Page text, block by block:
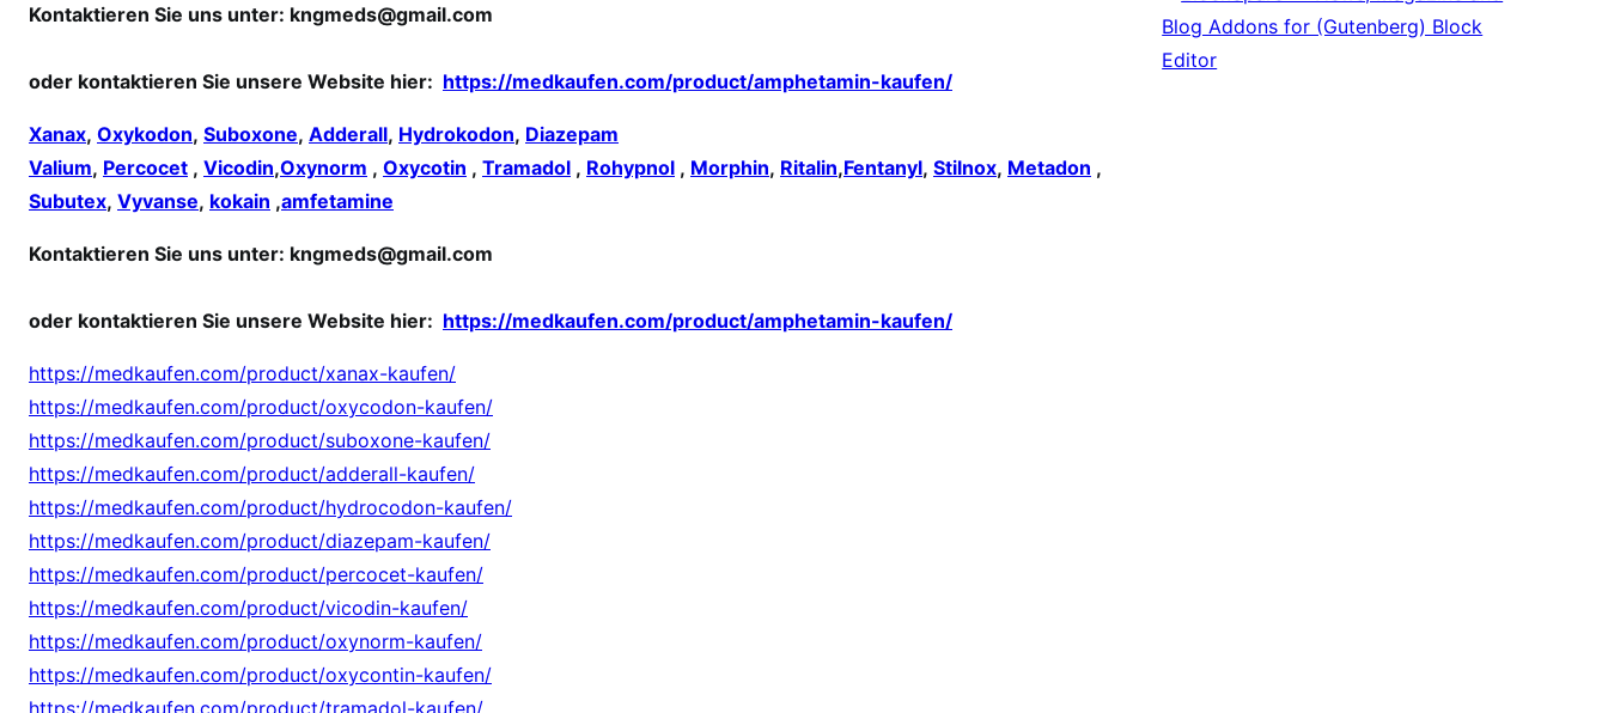
e
l
n
Kontaktieren Sie uns unter: kngmeds@gmail.com
oder kontaktieren Sie unsere Website hier: https://medkaufen.com/product/amphetamin-kaufen/
Xanax, Oxykodon, Suboxone, Adderall, Hydrokodon, Diazepam
Valium, Percocet , Vicodin,Oxynorm , Oxycotin , Tramadol , Rohypnol , Morphin, Ritalin,Fentanyl, Stilnox, Metadon ,
Subutex, Vyvanse, kokain ,amfetamine
Kontaktieren Sie uns unter: kngmeds@gmail.com
oder kontaktieren Sie unsere Website hier: https://medkaufen.com/product/amphetamin-kaufen/
https://medkaufen.com/product/xanax-kaufen/
https://medkaufen.com/product/oxycodon-kaufen/
https://medkaufen.com/product/suboxone-kaufen/
https://medkaufen.com/product/adderall-kaufen/
https://medkaufen.com/product/hydrocodon-kaufen/
https://medkaufen.com/product/diazepam-kaufen/
https://medkaufen.com/product/percocet-kaufen/
https://medkaufen.com/product/vicodin-kaufen/
https://medkaufen.com/product/oxynorm-kaufen/
https://medkaufen.com/product/oxycontin-kaufen/
https://medkaufen.com/product/tramadol-kaufen/